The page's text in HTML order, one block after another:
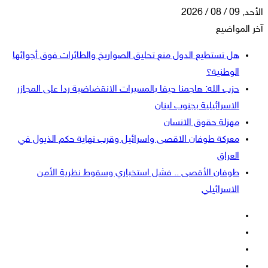
الأحد, 09 / 08 / 2026
آخر المواضيع
هل تستطيع الدول منع تحليق الصواريخ والطائرات فوق أجوائها
الوطنية؟
حزب الله: هاجمنا حيفا بالمسيرات الانقضاضية ردا على المجازر
الاسرائيلية بجنوب لبنان
مهزلة حقوق الانسان
معركة طوفان الاقصى واسرائيل وقرب نهاية حكم الذيول في
العراق
طوفان الأقصى .. فشل استخباري وسقوط نظرية الأمن
الاسرائيلي